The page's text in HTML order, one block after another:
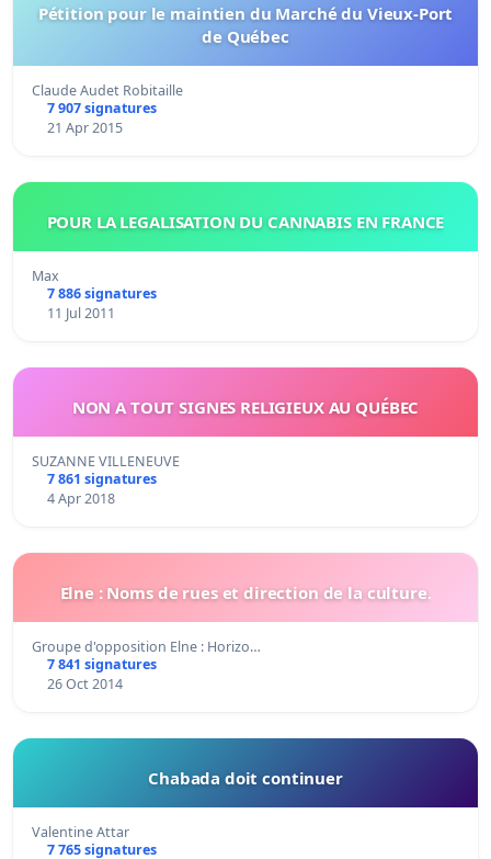
Pétition pour le maintien du Marché du Vieux-Port
de Québec
Claude Audet Robitaille
7 907 signatures
21 Apr 2015
POUR LA LEGALISATION DU CANNABIS EN FRANCE
Max
7 886 signatures
11 Jul 2011
NON A TOUT SIGNES RELIGIEUX AU QUÉBEC
SUZANNE VILLENEUVE
7 861 signatures
4 Apr 2018
Elne : Noms de rues et direction de la culture.
Groupe d'opposition Elne : Horizo…
7 841 signatures
26 Oct 2014
Chabada doit continuer
Valentine Attar
7 765 signatures